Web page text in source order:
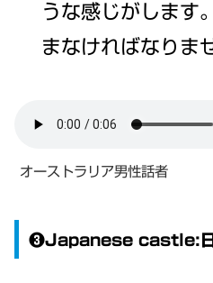
うな感じがします
まなければなりま
オーストラリア男性話者
❸Japanese castle:日